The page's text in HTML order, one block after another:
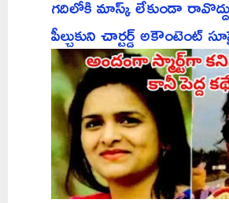
గదిలోకి మాస్క్ లేకుండా
పీల్చుకుని చార్టర్డ్ అకౌంటెంట్